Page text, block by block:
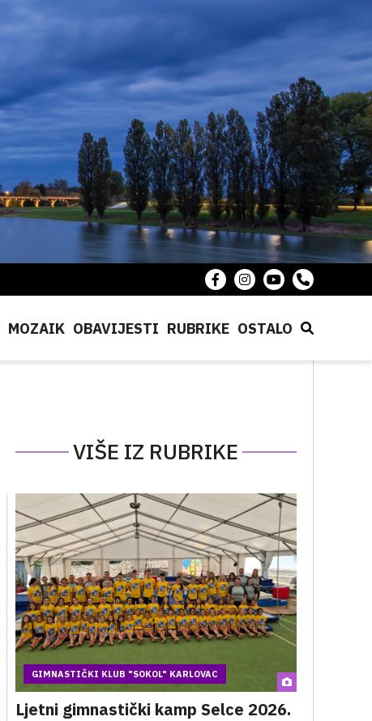
MOZAIK OBAVIJESTI RUBRIKE OSTALO
VIŠE IZ RUBRIKE
GIMNASTIČKI KLUB "SOKOL" KARLOVAC
Ljetni gimnastički kamp Selce 2026.